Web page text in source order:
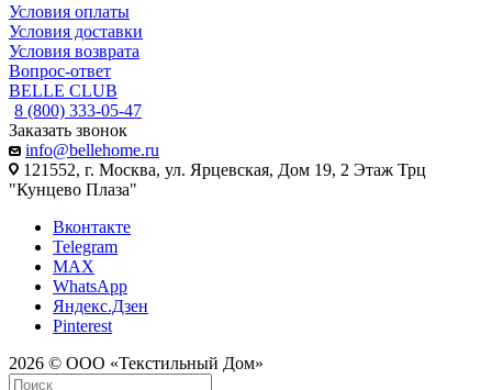
Условия оплаты
Условия доставки
Условия возврата
Вопрос-ответ
BELLE CLUB
8 (800) 333-05-47
Заказать звонок
info@bellehome.ru
121552, г. Москва, ул. Ярцевская, Дом 19, 2 Этаж Трц
"Кунцево Плаза"
Вконтакте
Telegram
MAX
WhatsApp
Яндекс.Дзен
Pinterest
2026 © ООО «Текстильный Дом»